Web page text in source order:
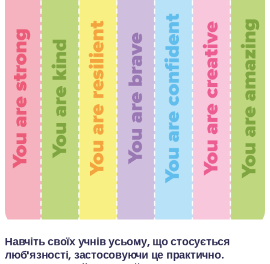
Навчіть своїх учнів усьому, що стосується
люб'язності, застосовуючи це практично.